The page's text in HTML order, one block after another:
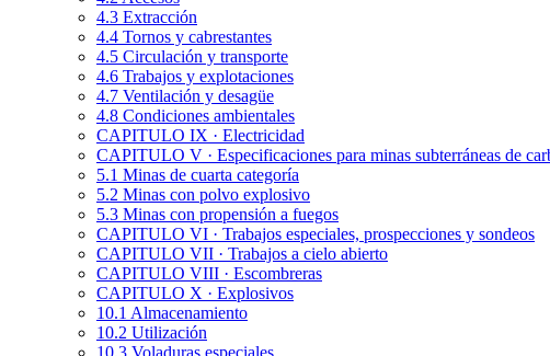
4.3 Extracción
4.4 Tornos y cabrestantes
4.5 Circulación y transporte
4.6 Trabajos y explotaciones
4.7 Ventilación y desagüe
4.8 Condiciones ambientales
CAPITULO IX · Electricidad
CAPITULO V · Especificaciones para minas subterráneas de
5.1 Minas de cuarta categoría
5.2 Minas con polvo explosivo
5.3 Minas con propensión a fuegos
CAPITULO VI · Trabajos especiales, prospecciones y sondeos
CAPITULO VII · Trabajos a cielo abierto
CAPITULO VIII · Escombreras
CAPITULO X · Explosivos
10.1 Almacenamiento
10.2 Utilización
10.3 Voladuras especiales